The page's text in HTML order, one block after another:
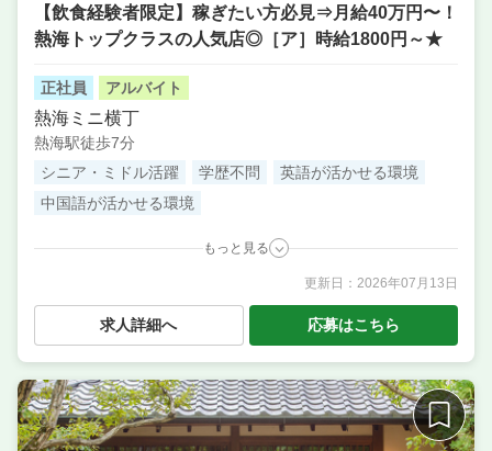
【飲食経験者限定】稼ぎたい方必見⇒月給40万円〜！
熱海トップクラスの人気店◎［ア］時給1800円～★
正社員 アルバイト
熱海ミニ横丁
熱海駅徒歩7分
シニア・ミドル活躍
学歴不問
英語が活かせる環境
中国語が活かせる環境
もっと見る
店長候補・マネージャー ／ サービス・ホール ／ 料理
長候補（シェフ・板長など） ／ 調理・キッチンスタ
ッフ・板前 ／ 調理補助・調理見習い ／ 洗い場・皿洗
業態 小料理屋のように上質な熱海の大人気居酒屋
住所 静岡県熱海市咲見町7-33 ユニオンビル 1階
席数 20席〜30席
更新日： 2026年07月13日
求人詳細へ 応募はこちら